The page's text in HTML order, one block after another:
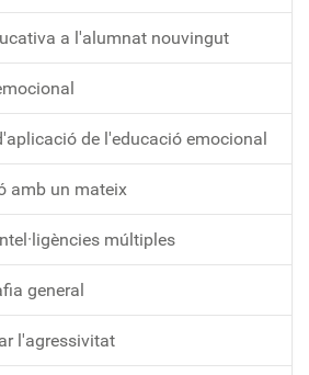
a l'alumnat nouvingut
de l'educació emocional
amb un mateix
múltiples
general
l'agressivitat